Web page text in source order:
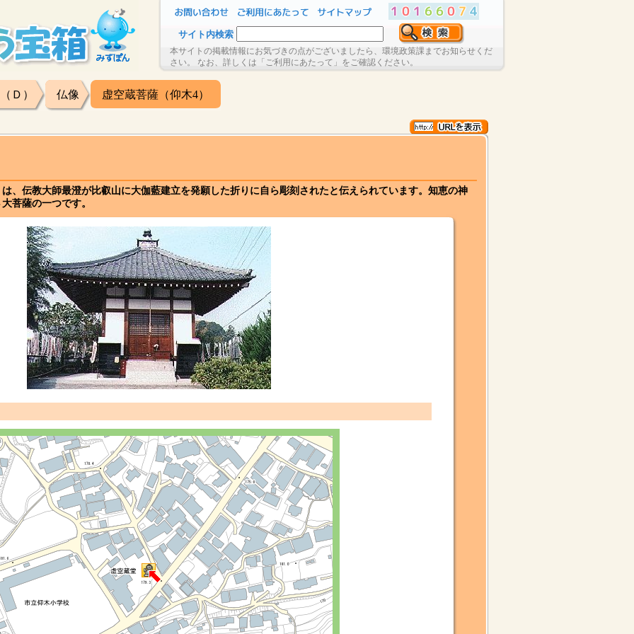
サイト内検索
本サイトの掲載情報にお気づきの点がございましたら、環境政策課までお知らせくだ
さい。 なお、詳しくは「ご利用にあたって」をご確認ください。
Ｄ） 仏像 虚空蔵菩薩（仰木4）
、伝教大師最澄が比叡山に大伽藍建立を発願した折りに自ら彫刻されたと伝えられています。知恵の神
菩薩の一つです。